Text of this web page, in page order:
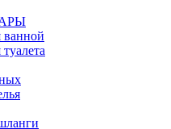
ванной